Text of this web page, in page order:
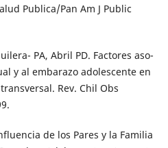
Publica/Pan Am J Public
PA, Abril PD. Factores aso-
y al embarazo adolescente en
Rev. Chil Obs
de los Pares y la Familia